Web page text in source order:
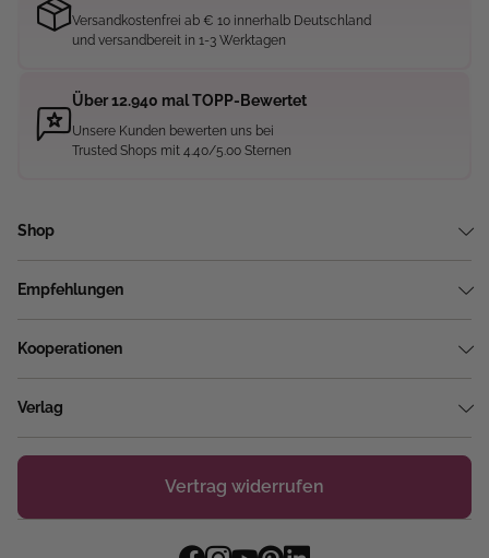
Versandkostenfrei ab € 10 innerhalb Deutschland
und versandbereit in 1-3 Werktagen
Über 12.940 mal TOPP-Bewertet
Unsere Kunden bewerten uns bei
Trusted Shops mit 4.40/5.00 Sternen
Shop
Empfehlungen
Kooperationen
Verlag
Vertrag widerrufen